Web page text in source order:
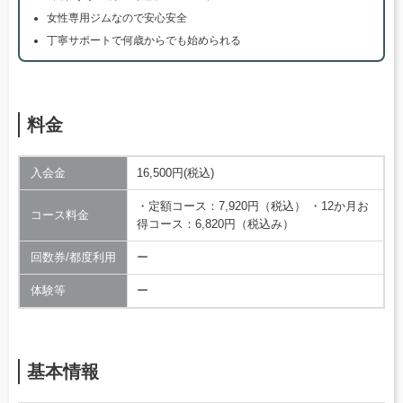
女性専用ジムなので安心安全
丁寧サポートで何歳からでも始められる
料金
入会金 16,500円(税込)
コース料金
・定額コース：7,920円（税込） ・12か月お
得コース：6,820円（税込み）
回数券/都度利用 ー
体験等 ー
基本情報